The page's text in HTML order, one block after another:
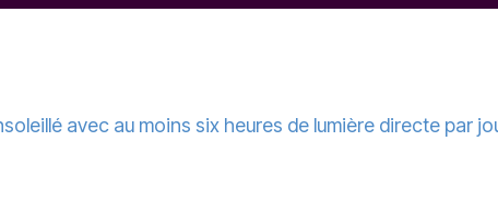
avec au moins six heures de lumière directe par